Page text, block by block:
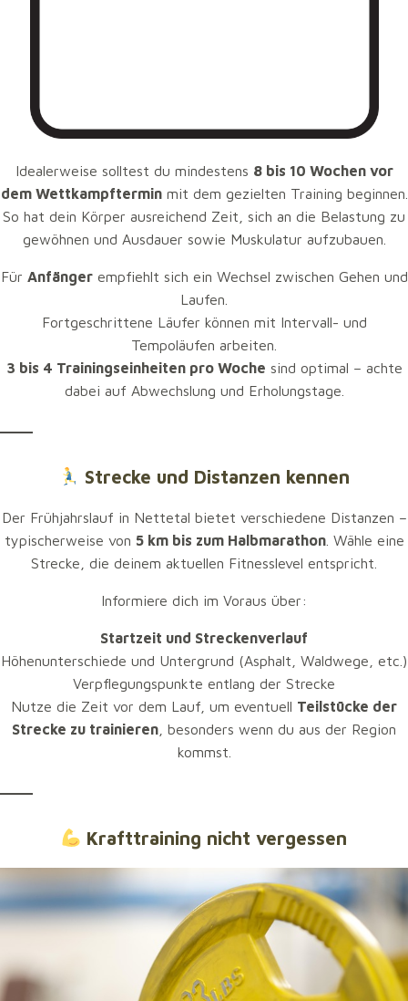
dem Wettkampfterminmit dem gezielten Training
Belastung zu gewöhnen und Ausdauer sowie Muskulatur
aufzubauen.
Gehen und Laufen.
Fortgeschrittene Läufer können mit Intervall- und
3 bis 4 Trainingseinheiten pro Woche
optimal – achte dabei auf Abwechslung und
Erholungstage.
Distanzen – typischerweise von5 km bis zum
Fitnesslevel entspricht.
Informiere dich im Voraus über:
Startzeit und Streckenverlauf
Höhenunterschiede und Untergrund (Asphalt,
Idealerweise solltest du mindestens 8 bis 10 Wochen vor
dem Wettkampfterminmit dem gezielten Training beginnen.
So hat dein Körper ausreichend Zeit, sich an die Belastung zu
gewöhnen und Ausdauer sowie Muskulatur aufzubauen.
Für Anfängerempfiehlt sich ein Wechsel zwischen Gehen und
Laufen.
Fortgeschrittene Läufer können mit Intervall- und
Tempoläufen arbeiten.
3 bis 4 Trainingseinheiten pro Woche sind optimal – achte
dabei auf Abwechslung und Erholungstage.
Strecke und Distanzen kennen
Der Frühjahrslauf in Nettetal bietet verschiedene Distanzen –
typischerweise von 5 km bis zum Halbmarathon. Wähle eine
Strecke, die deinem aktuellen Fitnesslevel entspricht.
Informiere dich im Voraus über:
Startzeit und Streckenverlauf
Höhenunterschiede und Untergrund (Asphalt, Waldwege, etc.)
Verpflegungspunkte entlang der Strecke
Nutze die Zeit vor dem Lauf, um eventuell Teilstücke der
Strecke zu trainieren , besonders wenn du aus der Region
kommst.
Krafttraining nicht vergessen